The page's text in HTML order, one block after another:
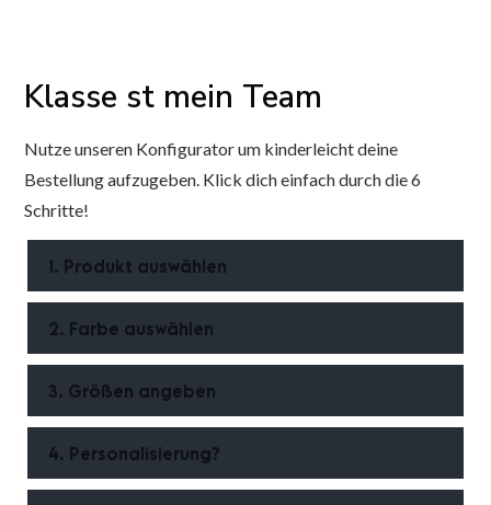
Klasse st mein Team
Nutze unseren Konfigurator um kinderleicht deine
Bestellung aufzugeben. Klick dich einfach durch die 6
Schritte!
1. Produkt auswählen
2. Farbe auswählen
3. Größen angeben
4. Personalisierung?